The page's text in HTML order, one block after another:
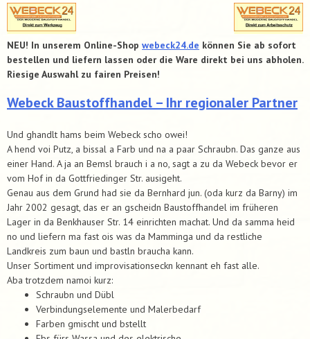
NEU! In unserem Online-Shop webeck24.de können Sie ab sofort
bestellen und liefern lassen oder die Ware direkt bei uns abholen.
Riesige Auswahl zu fairen Preisen!
Webeck Baustoffhandel – Ihr regionaler Partner
Und ghandlt hams beim Webeck scho owei!
A hend voi Putz, a bissal a Farb und na a paar Schraubn. Das ganze aus
einer Hand. A ja an Bemsl brauch i a no, sagt a zu da Webeck bevor er
vom Hof in da Gottfriedinger Str. ausigeht.
Genau aus dem Grund had sie da Bernhard jun. (oda kurz da Barny) im
Jahr 2002 gesagt, das er an gscheidn Baustoffhandel im früheren
Lager in da Benkhauser Str. 14 einrichten machat. Und da samma heid
no und liefern ma fast ois was da Mamminga und da restliche
Landkreis zum baun und bastln braucha kann.
Unser Sortiment und improvisationseckn kennant eh fast alle.
Aba trotzdem namoi kurz:
Schraubn und Dübl
Verbindungselemente und Malerbedarf
Farben gmischt und bstellt